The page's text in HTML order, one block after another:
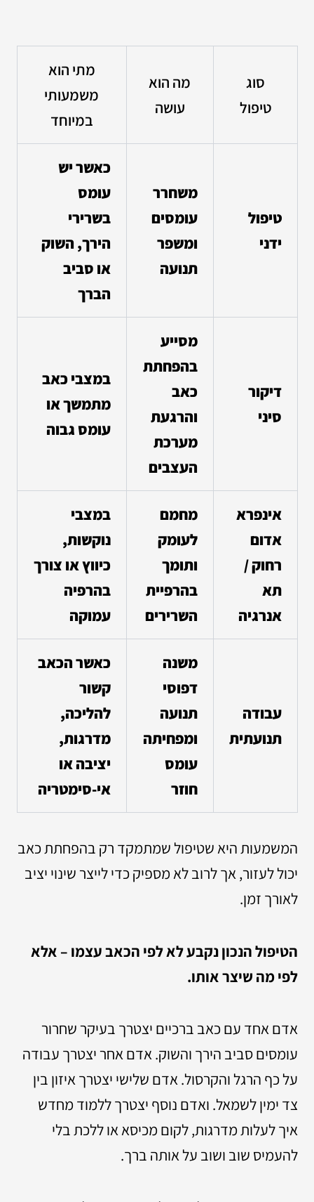
סוג
טיפול
מה הוא
עושה
מתי הוא
משמעותי
במיוחד
טיפול
ידני
משחרר
עומסים
ומשפר
תנועה
כאשר יש
עומס
בשרירי
הירך, השוק
או סביב
הברך
דיקור
סיני
מסייע
בהפחתת
כאב
והרגעת
מערכת
העצבים
במצבי כאב
מתמשך או
עומס גבוה
אינפרא
אדום
רחוק /
תא
אנרגיה
מחמם
לעומק
ותומך
בהרפיית
השרירים
במצבי
נוקשות,
כיווץ או צורך
בהרפיה
עמוקה
עבודה
תנועתית
משנה
דפוסי
תנועה
ומפחיתה
עומס
חוזר
כאשר הכאב
קשור
להליכה,
מדרגות,
יציבה או
אי-סימטריה
המשמעות היא שטיפול שמתמקד רק בהפחתת כאב
יכול לעזור, אך לרוב לא מספיק כדי לייצר שינוי יציב
לאורך זמן.
הטיפול הנכון נקבע לא לפי הכאב עצמו – אלא
לפי מה שיצר אותו.
אדם אחד עם כאב ברכיים יצטרך בעיקר שחרור
עומסים סביב הירך והשוק. אדם אחר יצטרך עבודה
על כף הרגל והקרסול. אדם שלישי יצטרך איזון בין
צד ימין לשמאל. ואדם נוסף יצטרך ללמוד מחדש
איך לעלות מדרגות, לקום מכיסא או ללכת בלי
להעמיס שוב ושוב על אותה ברך.